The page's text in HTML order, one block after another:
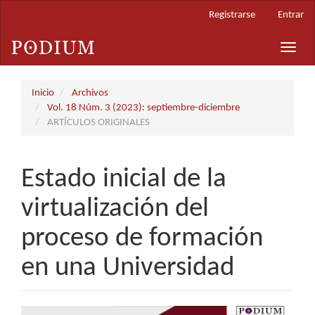
principal
Barra
Registrarse Entrar
Toggle
Inicio
Archivos
Vol. 18 Núm. 3 (2023): septiembre-diciembre
ARTÍCULOS ORIGINALES
Estado inicial de la
virtualización del
proceso de formación
en una Universidad